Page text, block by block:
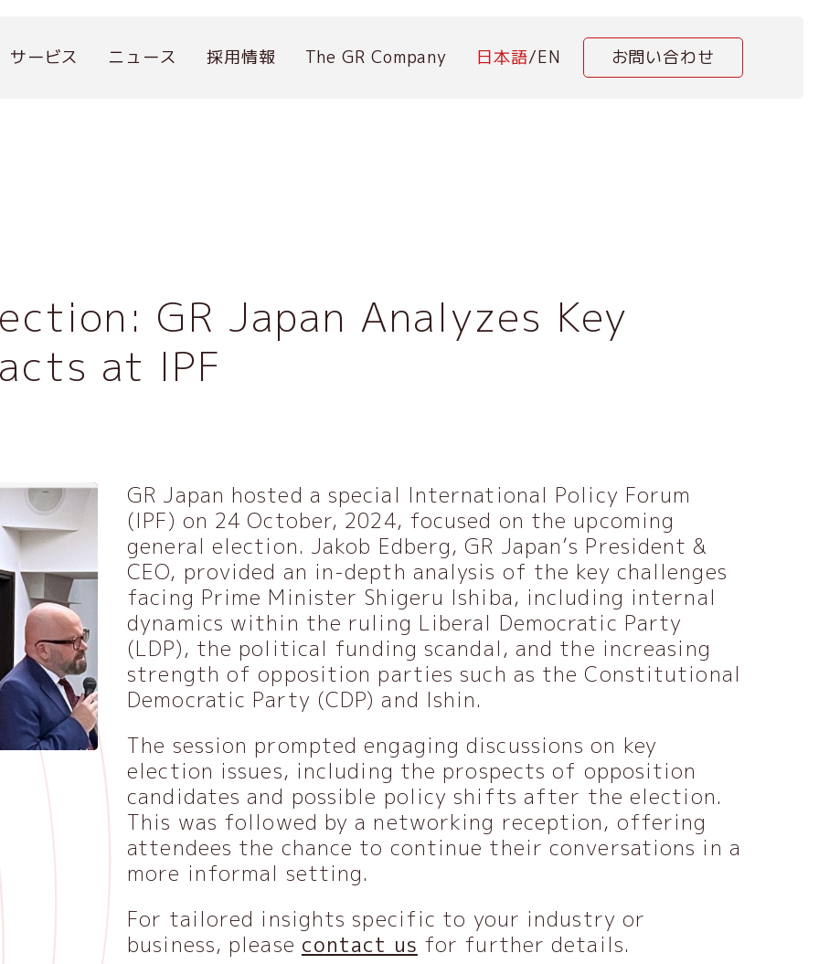
サービス ニュース 採用情報 The GR Company 日本語/EN お問い合わせ
GR Japan Analyzes Key
at IPF
GR Japan hosted a special International Policy Forum
(IPF) on 24 October, 2024, focused on the upcoming
general election. Jakob Edberg, GR Japan’s President &
CEO, provided an in-depth analysis of the key challenges
facing Prime Minister Shigeru Ishiba, including internal
dynamics within the ruling Liberal Democratic Party
(LDP), the political funding scandal, and the increasing
strength of opposition parties such as the Constitutional
Democratic Party (CDP) and Ishin.
The session prompted engaging discussions on key
election issues, including the prospects of opposition
candidates and possible policy shifts after the election.
This was followed by a networking reception, offering
attendees the chance to continue their conversations in a
more informal setting.
For tailored insights specific to your industry or
business, please contact us for further details.